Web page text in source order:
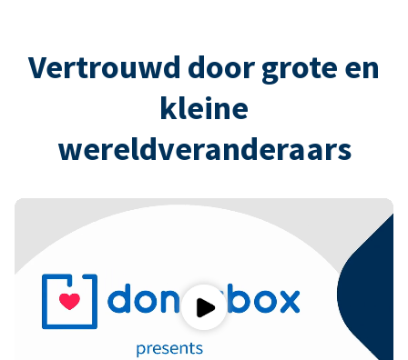
Vertrouwd door grote en
kleine
wereldveranderaars
Play